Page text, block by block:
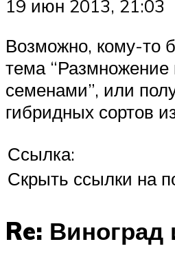
19 июн 2013, 21:03
Возможно, кому-то
тема “Размножение
семенами”, или
гибридных сортов
Ссылка:
Скрыть ссылки на
Re: Виноград